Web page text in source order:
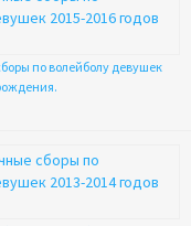
по волейболу девушек